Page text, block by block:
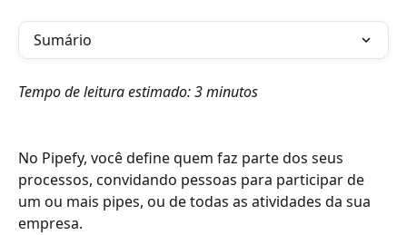
Sumário
Tempo de leitura estimado: 3 minutos
No Pipefy, você define quem faz parte dos seus
processos, convidando pessoas para participar de
um ou mais pipes, ou de todas as atividades da sua
empresa.